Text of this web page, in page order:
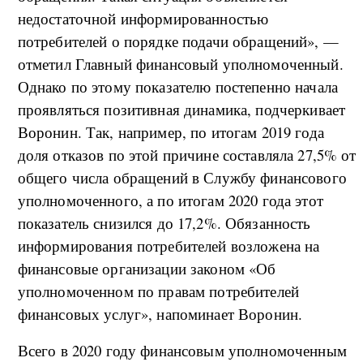
недостаточной информированностью
потребителей о порядке подачи обращений», —
отметил Главный финансовый уполномоченный.
Однако по этому показателю постепенно начала
проявляться позитивная динамика, подчеркивает
Воронин. Так, например, по итогам 2019 года
доля отказов по этой причине составляла 27,5% от
общего числа обращений в Службу финансового
уполномоченного, а по итогам 2020 года этот
показатель снизился до 17,2%. Обязанность
информирования потребителей возложена на
финансовые организации законом «Об
уполномоченном по правам потребителей
финансовых услуг», напоминает Воронин.
Всего в 2020 году финансовым уполномоченным